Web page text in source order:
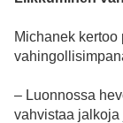
Michanek
– Luonnossa
vahvistaa